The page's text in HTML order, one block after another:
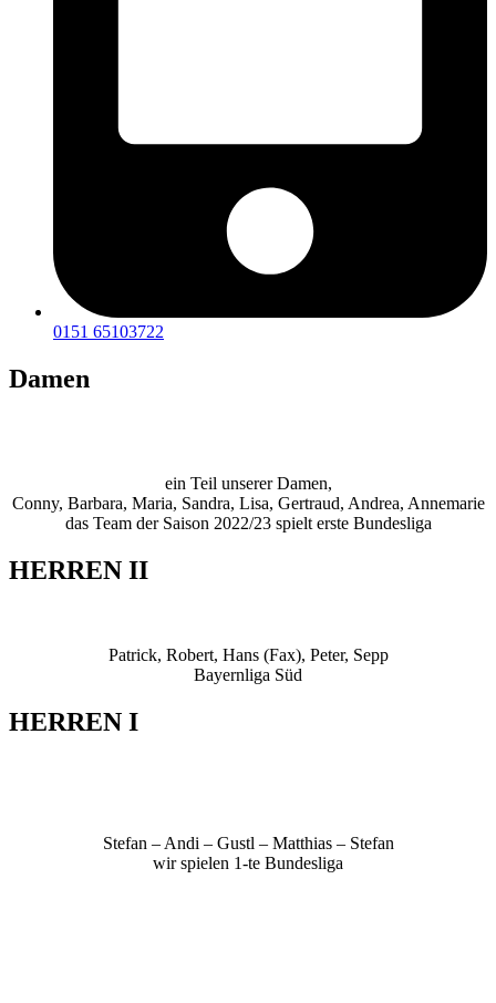
0151 65103722
Damen
ein Teil unserer Damen,
Conny, Barbara, Maria, Sandra, Lisa, Gertraud, Andrea, Annemarie
das Team der Saison 2022/23 spielt erste Bundesliga
HERREN II
Patrick, Robert, Hans (Fax), Peter, Sepp
Bayernliga Süd
HERREN I
Stefan – Andi – Gustl – Matthias – Stefan
wir spielen 1-te Bundesliga